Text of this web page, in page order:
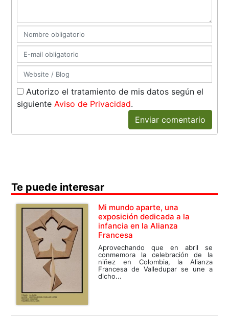
Autorizo el tratamiento de mis datos según el
siguiente Aviso de Privacidad.
Enviar comentario
Te puede interesar
Mi mundo aparte, una
exposición dedicada a la
infancia en la Alianza
Francesa
Aprovechando que en abril se
conmemora la celebración de la
niñez en Colombia, la Alianza
Francesa de Valledupar se une a
dicho...